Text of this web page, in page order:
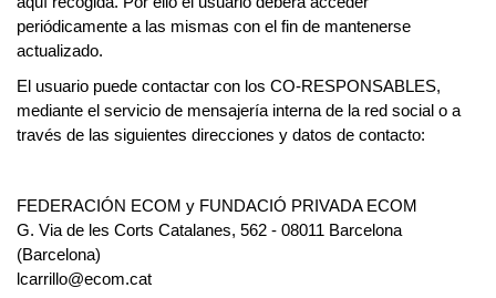
periódicamente a las mismas con el fin de mantenerse
actualizado.
El usuario puede contactar con los CO-RESPONSABLES,
mediante el servicio de mensajería interna de la red social o a
través de las siguientes direcciones y datos de contacto:
FEDERACIÓN ECOM y FUNDACIÓ PRIVADA ECOM
G. Via de les Corts Catalanes, 562 - 08011 Barcelona
(Barcelona)
lcarrillo@ecom.cat